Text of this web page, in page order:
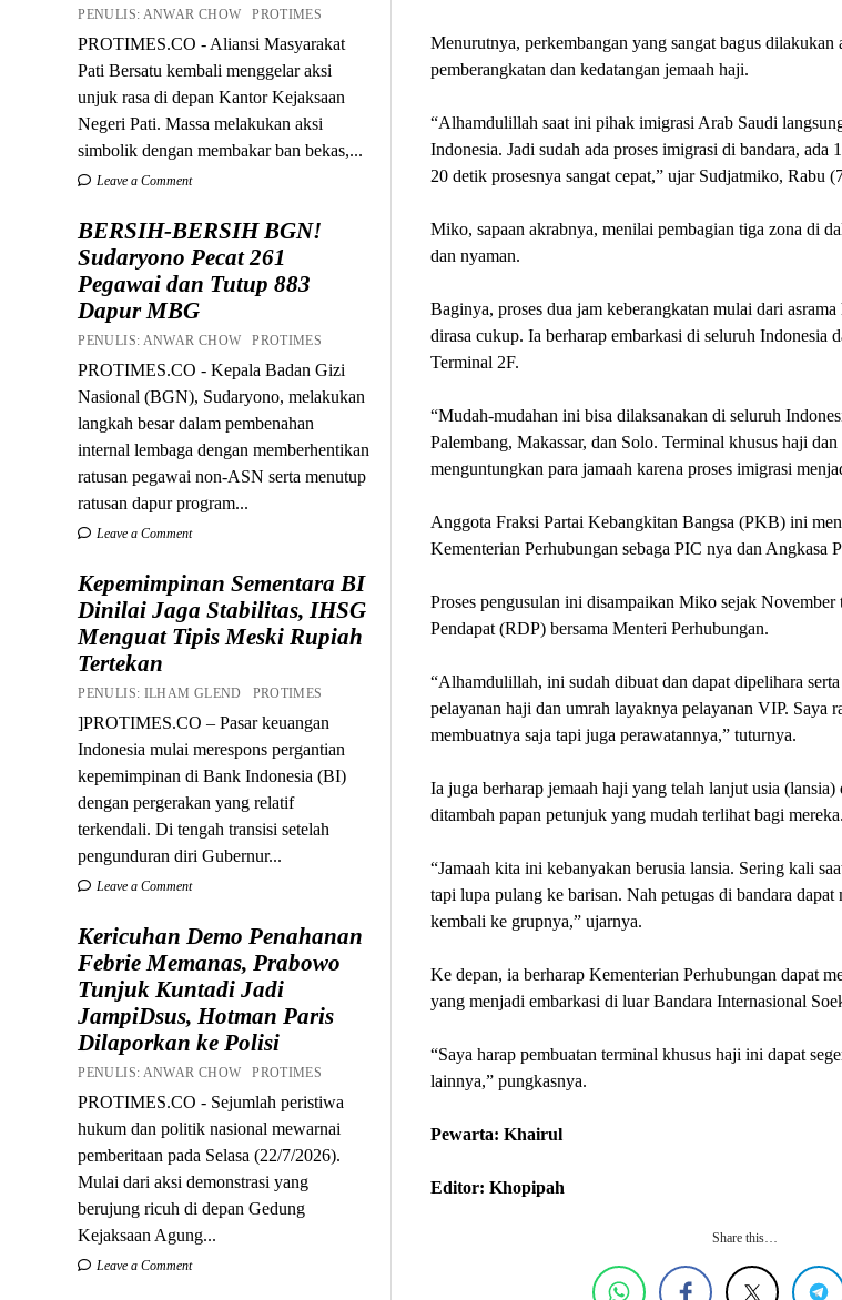
PENULIS: ANWAR CHOW PROTIMES
PROTIMES.CO - Aliansi Masyarakat
Pati Bersatu kembali menggelar aksi
unjuk rasa di depan Kantor Kejaksaan
Negeri Pati. Massa melakukan aksi
simbolik dengan membakar ban bekas,...
Leave a Comment
BERSIH-BERSIH BGN!
Sudaryono Pecat 261
Pegawai dan Tutup 883
Dapur MBG
PENULIS: ANWAR CHOW PROTIMES
PROTIMES.CO - Kepala Badan Gizi
Nasional (BGN), Sudaryono, melakukan
langkah besar dalam pembenahan
internal lembaga dengan memberhentikan
ratusan pegawai non-ASN serta menutup
ratusan dapur program...
Leave a Comment
Kepemimpinan Sementara BI
Dinilai Jaga Stabilitas, IHSG
Menguat Tipis Meski Rupiah
Tertekan
PENULIS: ILHAM GLEND PROTIMES
]PROTIMES.CO – Pasar keuangan
Indonesia mulai merespons pergantian
kepemimpinan di Bank Indonesia (BI)
dengan pergerakan yang relatif
terkendali. Di tengah transisi setelah
pengunduran diri Gubernur...
Leave a Comment
Kericuhan Demo Penahanan
Febrie Memanas, Prabowo
Tunjuk Kuntadi Jadi
JampiDsus, Hotman Paris
Dilaporkan ke Polisi
PENULIS: ANWAR CHOW PROTIMES
PROTIMES.CO - Sejumlah peristiwa
hukum dan politik nasional mewarnai
pemberitaan pada Selasa (22/7/2026).
Mulai dari aksi demonstrasi yang
berujung ricuh di depan Gedung
Kejaksaan Agung...
Leave a Comment
Menurutnya, perkembangan yang sangat bagus dilakukan
pemberangkatan dan kedatangan jemaah haji.
“Alhamdulillah saat ini pihak imigrasi Arab Saudi
Indonesia. Jadi sudah ada proses imigrasi di bandara, ada
20 detik prosesnya sangat cepat,” ujar Sudjatmiko, Rabu
Miko, sapaan akrabnya, menilai pembagian tiga zona di
dan nyaman.
Baginya, proses dua jam keberangkatan mulai dari
dirasa cukup. Ia berharap embarkasi di seluruh Indonesia
Terminal 2F.
“Mudah-mudahan ini bisa dilaksanakan di seluruh
Palembang, Makassar, dan Solo. Terminal khusus haji
menguntungkan para jamaah karena proses imigrasi
Anggota Fraksi Partai Kebangkitan Bangsa (PKB) ini
Kementerian Perhubungan sebaga PIC nya dan Angkasa
Proses pengusulan ini disampaikan Miko sejak November
Pendapat (RDP) bersama Menteri Perhubungan.
“Alhamdulillah, ini sudah dibuat dan dapat dipelihara
pelayanan haji dan umrah layaknya pelayanan VIP. Saya
membuatnya saja tapi juga perawatannya,” tuturnya.
Ia juga berharap jemaah haji yang telah lanjut usia (lansia)
ditambah papan petunjuk yang mudah terlihat bagi mereka.
“Jamaah kita ini kebanyakan berusia lansia. Sering kali
tapi lupa pulang ke barisan. Nah petugas di bandara dapat
kembali ke grupnya,” ujarnya.
Ke depan, ia berharap Kementerian Perhubungan dapat
yang menjadi embarkasi di luar Bandara Internasional
“Saya harap pembuatan terminal khusus haji ini dapat
lainnya,” pungkasnya.
Pewarta: Khairul
Editor: Khopipah
Share this…